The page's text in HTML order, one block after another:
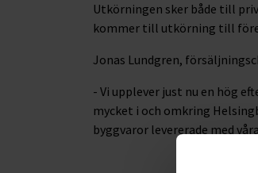
Utkörningen sker både till
kommer till utkörning till
Jonas Lundgren,
- Vi upplever just nu en hög
mycket i och omkring
byggvaror levererade med